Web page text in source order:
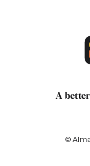
A
©